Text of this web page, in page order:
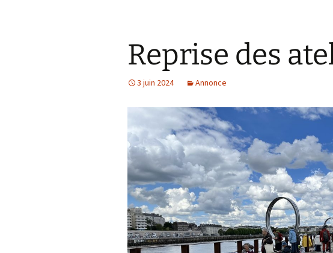
Reprise des
3 juin 2024 Annonce